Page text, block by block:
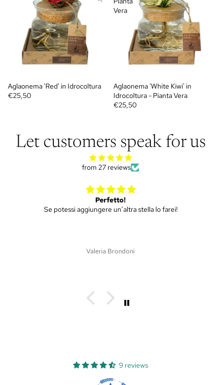
Aglaonema 'Red' in Idrocoltura
€25,50
Vera
Aglaonema 'White Kiwi' in
Idrocoltura - Pianta Vera
€25,50
Let customers speak for us
from 27 reviews
Mini ulivo
Piantina molto bella, spedizione efficiente e puntuale.
Martina Dri
9 reviews